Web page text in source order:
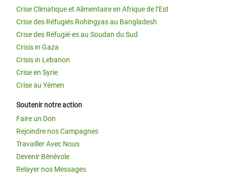
Crise Climatique et Alimentaire en Afrique de l’Est
Crise des Réfugiés Rohingyas au Bangladesh
Crise des Réfugié·es au Soudan du Sud
Crisis in Gaza
Crisis in Lebanon
Crise en Syrie
Crise au Yémen
Soutenir notre action
Faire un Don
Rejoindre nos Campagnes
Travailler Avec Nous
Devenir Bénévole
Relayer nos Messages